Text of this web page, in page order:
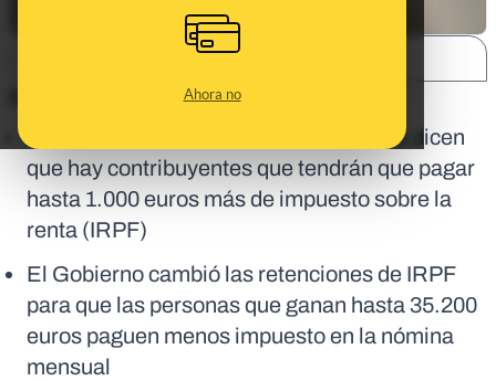
Ahora no
Puede que te encuentres mensajes que dicen
que hay contribuyentes que tendrán que pagar
hasta 1.000 euros más de impuesto sobre la
renta (IRPF)
El Gobierno cambió las retenciones de IRPF
para que las personas que ganan hasta 35.200
euros paguen menos impuesto en la nómina
mensual